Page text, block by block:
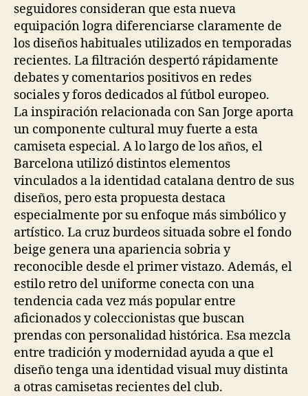
seguidores consideran que esta nueva
equipación logra diferenciarse claramente de
los diseños habituales utilizados en temporadas
recientes. La filtración despertó rápidamente
debates y comentarios positivos en redes
sociales y foros dedicados al fútbol europeo.
La inspiración relacionada con San Jorge aporta
un componente cultural muy fuerte a esta
camiseta especial. A lo largo de los años, el
Barcelona utilizó distintos elementos
vinculados a la identidad catalana dentro de sus
diseños, pero esta propuesta destaca
especialmente por su enfoque más simbólico y
artístico. La cruz burdeos situada sobre el fondo
beige genera una apariencia sobria y
reconocible desde el primer vistazo. Además, el
estilo retro del uniforme conecta con una
tendencia cada vez más popular entre
aficionados y coleccionistas que buscan
prendas con personalidad histórica. Esa mezcla
entre tradición y modernidad ayuda a que el
diseño tenga una identidad visual muy distinta
a otras camisetas recientes del club.